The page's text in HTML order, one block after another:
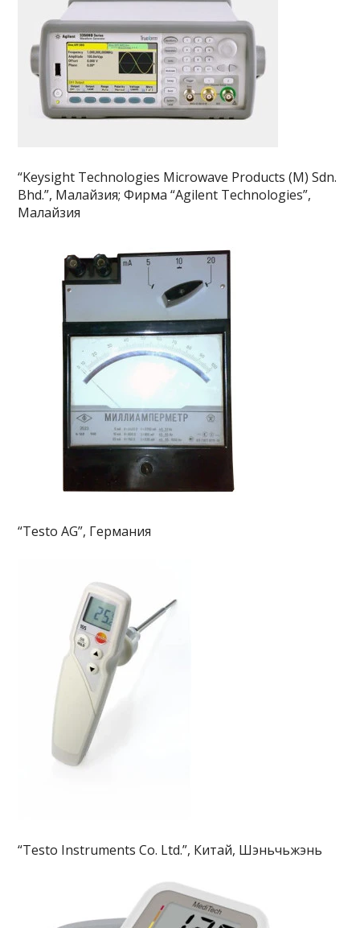
“Keysight Technologies Microwave Products (M) Sdn.
Bhd.”, Малайзия; Фирма “Agilent Technologies”,
Малайзия
“Testo AG”, Германия
“Testo Instruments Co. Ltd.”, Китай, Шэньчьжэнь